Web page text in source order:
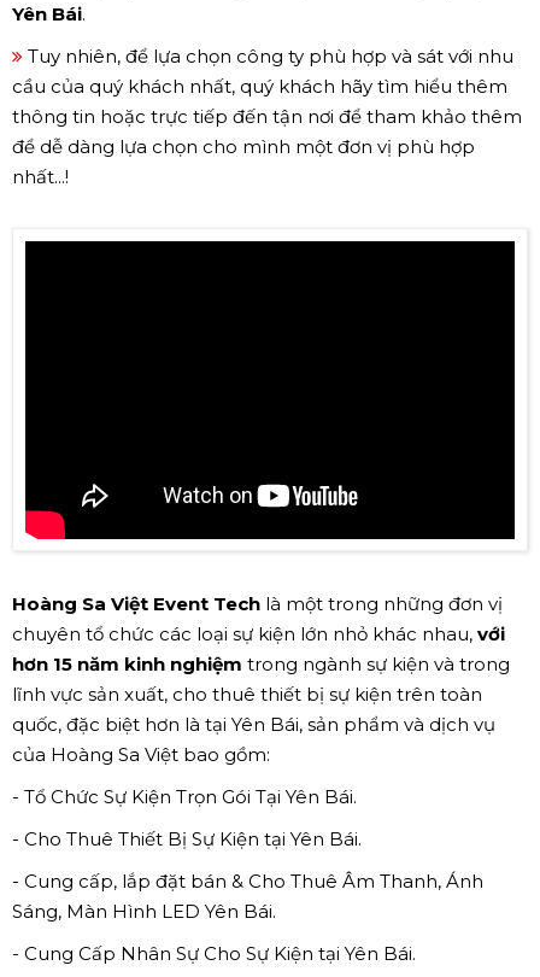
Yên Bái.
Tuy nhiên, để lựa chọn công ty phù hợp và sát với nhu
cầu của quý khách nhất, quý khách hãy tìm hiểu thêm
thông tin hoặc trực tiếp đến tận nơi để tham khảo thêm
để dễ dàng lựa chọn cho mình một đơn vị phù hợp
nhất...!
Hoàng Sa Việt Event Tech là một trong những đơn vị
chuyên tổ chức các loại sự kiện lớn nhỏ khác nhau, với
hơn 15 năm kinh nghiệm trong ngành sự kiện và trong
lĩnh vực sản xuất, cho thuê thiết bị sự kiện trên toàn
quốc, đặc biệt hơn là tại Yên Bái, sản phẩm và dịch vụ
của Hoàng Sa Việt bao gồm:
- Tổ Chức Sự Kiện Trọn Gói Tại Yên Bái.
- Cho Thuê Thiết Bị Sự Kiện tại Yên Bái.
- Cung cấp, lắp đặt bán & Cho Thuê Âm Thanh, Ánh
Sáng, Màn Hình LED Yên Bái.
- Cung Cấp Nhân Sự Cho Sự Kiện tại Yên Bái.